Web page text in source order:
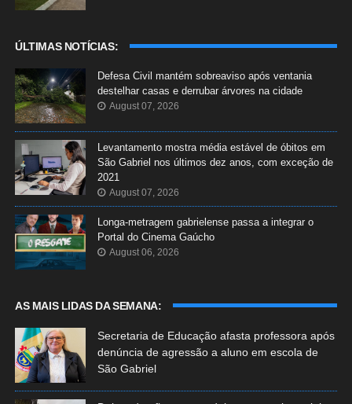
ÚLTIMAS NOTÍCIAS:
Defesa Civil mantém sobreaviso após ventania
destelhar casas e derrubar árvores na cidade
August 07, 2026
Levantamento mostra média estável de óbitos em
São Gabriel nos últimos dez anos, com exceção de
2021
August 07, 2026
Longa-metragem gabrielense passa a integrar o
Portal do Cinema Gaúcho
August 06, 2026
AS MAIS LIDAS DA SEMANA:
Secretaria de Educação afasta professora após
denúncia de agressão a aluno em escola de
São Gabriel